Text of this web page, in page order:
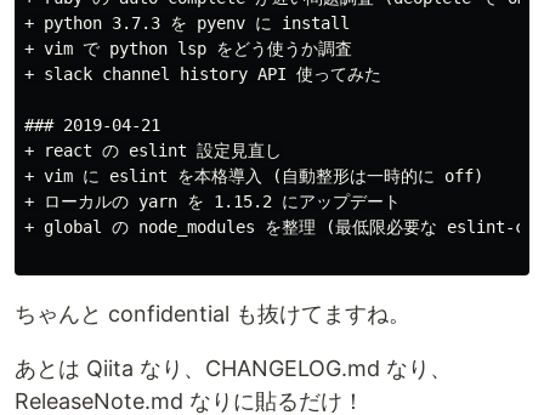
+ python 3.7.3 を pyenv に install
+ vim で python lsp をどう使うか調査
+ slack channel history API 使ってみた
### 2019-04-21
+ react の eslint 設定見直し
+ vim に eslint を本格導入 (自動整形は一時的に off)
+ ローカルの yarn を 1.15.2 にアップデート
+ global の node_modules を整理 (最低限必要な eslint-
ちゃんと confidential も抜けてますね。
あとは Qiita なり、CHANGELOG.md なり、
ReleaseNote.md なりに貼るだけ！